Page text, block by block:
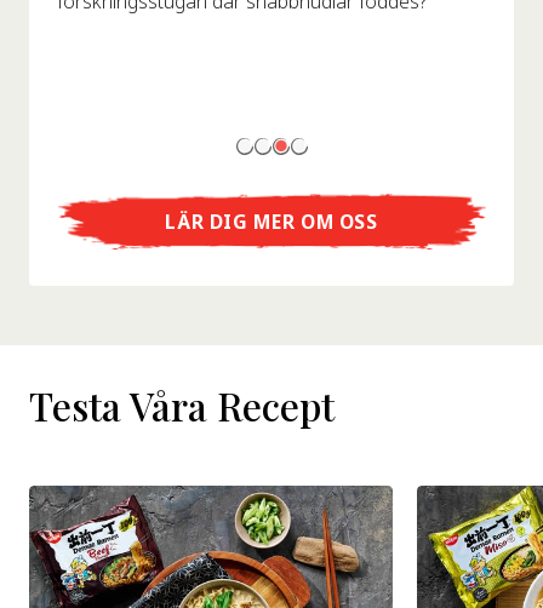
LÄR DIG MER OM OSS
Testa Våra Recept